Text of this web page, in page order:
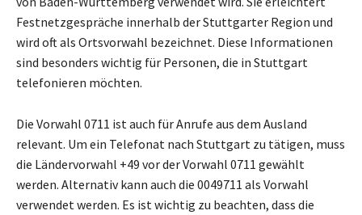
Festnetzgespräche innerhalb der Stuttgarter Region und
wird oft als Ortsvorwahl bezeichnet. Diese Informationen
sind besonders wichtig für Personen, die in Stuttgart
telefonieren möchten.
Die Vorwahl 0711 ist auch für Anrufe aus dem Ausland
relevant. Um ein Telefonat nach Stuttgart zu tätigen, muss
die Ländervorwahl +49 vor der Vorwahl 0711 gewählt
werden. Alternativ kann auch die 0049711 als Vorwahl
verwendet werden. Es ist wichtig zu beachten, dass die